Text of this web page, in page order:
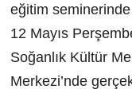
eğitim
12 Mayıs
Soğanlık Kültür
Merkezi’nde